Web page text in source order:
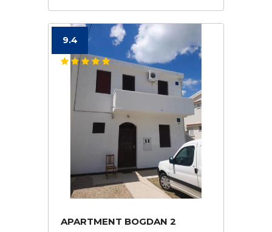
9.4
APARTMENT BOGDAN 2